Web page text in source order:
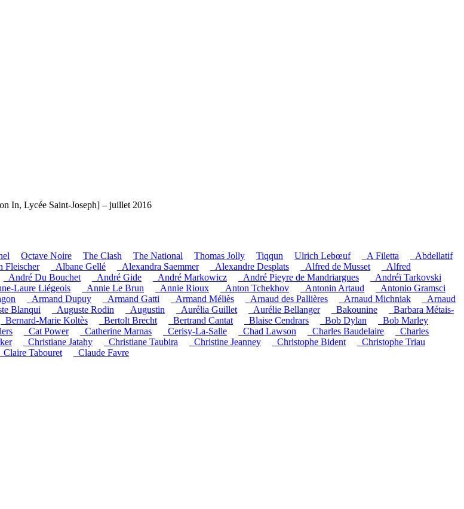
In, Lycée Saint-Joseph] – juillet 2016
Octave Noire The Clash The National Thomas Jolly Tiqqun Ulrich Lebœuf _A Filetta
_Abdellatif
Fleischer _Albane Gellé _Alexandra Saemmer _Alexandre Desplats _Alfred de Musset
_Alfred
_André Du Bouchet _André Gide _André Markowicz _André Pieyre de Mandriargues
_Andréï Tarkovski
Laure Liégeois _Annie Le Brun _Annie Rioux _Anton Tchekhov _Antonin Artaud
_Antonio Gramsci
_Armand Dupuy _Armand Gatti _Armand Méliès _Arnaud des Pallières _Arnaud Michniak
_Arnaud
Blanqui _Auguste Rodin _Augustin _Aurélia Guillet _Aurélie Bellanger _Bakounine
_Barbara Métais-
_Bernard-Marie Koltès _Bertolt Brecht _Bertrand Cantat _Blaise Cendrars _Bob Dylan
_Bob Marley
_Cat Power _Catherine Marnas _Cerisy-La-Salle _Chad Lawson _Charles Baudelaire
_Charles
_Christiane Jatahy _Christiane Taubira _Christine Jeanney _Christophe Bident
_Christophe Triau
_Claire Tabouret
_Claude Favre